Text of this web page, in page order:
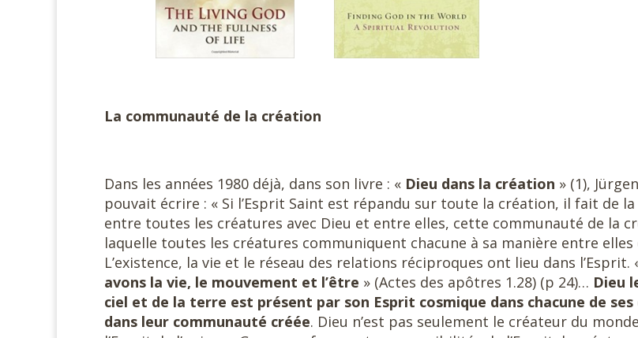
La communauté de la création
Dans les années 1980 déjà, dans son livre : « Dieu dans la création » (1),
pouvait écrire : « Si l’Esprit Saint est répandu sur toute la création, il fait de
entre toutes les créatures avec Dieu et entre elles, cette communauté de la
laquelle toutes les créatures communiquent chacune à sa manière entre elles
L’existence, la vie et le réseau des relations réciproques ont lieu dans l’Esprit.
avons la vie, le mouvement et l’être » (Actes des apôtres 1.28) (p 24)… Dieu
ciel et de la terre est présent par son Esprit cosmique dans chacune de
dans leur communauté créée. Dieu n’est pas seulement le créateur du